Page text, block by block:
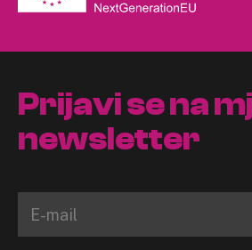
Prijavi se na
newsletter